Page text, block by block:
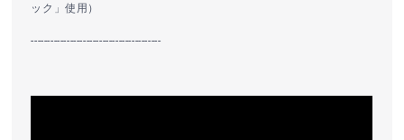
ック」使用）
----------------------------------------